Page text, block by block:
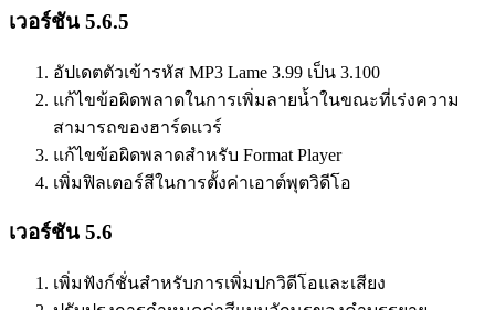
เวอร์ชัน 5.6.5
อัปเดตตัวเข้ารหัส MP3 Lame 3.99 เป็น 3.100
แก้ไขข้อผิดพลาดในการเพิ่มลายน้ำในขณะที่เร่งความ
สามารถของฮาร์ดแวร์
แก้ไขข้อผิดพลาดสำหรับ Format Player
เพิ่มฟิลเตอร์สีในการตั้งค่าเอาต์พุตวิดีโอ
เวอร์ชัน 5.6
เพิ่มฟังก์ชั่นสำหรับการเพิ่มปกวิดีโอและเสียง